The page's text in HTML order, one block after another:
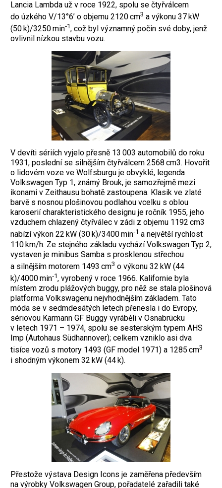
Lancia Lambda už v roce 1922, spolu se čtyřválcem
do úzkého V/13°6’ o objemu 2120 cm3 a výkonu 37 kW
(50 k)/3250 min‑1, což byl významný počin své doby, jenž
ovlivnil nízkou stavbu vozu.
V devíti sériích vyjelo přesně 13 003 automobilů do roku
1931, poslední se silnějším čtyřválcem 2568 cm3. Hovořit
o lidovém voze ve Wolfsburgu je ­obvyklé, legenda
Volkswagen Typ 1, známý Brouk, je samozřejmě mezi
ikonami v Zeithausu bo­hatě zastoupena. Klasik ve zlaté
barvě s nosnou plošinovou podlahou vcelku s oblou
karoserií charakteristického designu je ročník 1955, jeho
vzduchem chlazený čtyřválec v zádi z objemu 1192 cm3
nabízí výkon 22 kW (30 k)/3400 min‑1 a největší rychlost
110 km/h. Ze stejného základu vychází Volkswagen Typ 2,
vystaven je minibus Samba s prosklenou střechou
a silnějším motorem 1493 cm3 o výkonu 32 kW (44
k)/4000 min‑1, vyrobený v roce 1966. Kalifornie byla
místem zrodu plážových buggy, pro něž se stala plošinová
platforma Volkswagenu nejvhodnějším základem. Tato
móda se v sedmdesátých letech přenesla i do Evropy,
sériovou Karmann GF Buggy vyráběli v Osnabrücku
v letech 1971 – 1974, spolu se sesterským typem AHS
Imp (Autohaus Süd­hannover); celkem vzniklo asi dva
tisíce vozů s motory 1493 (GF model 1971) a 1285 cm3
i shodným výkonem 32 kW (44 k).
Přestože výstava Design Icons je zaměřena především
na výrobky Volkswagen Group, pořadatelé zařadili také